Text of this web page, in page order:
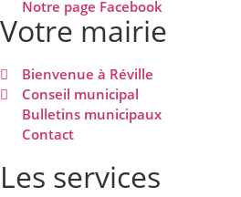
Notre page Facebook
Votre mairie
Bienvenue à Réville
Conseil municipal
Bulletins municipaux
Contact
Les services